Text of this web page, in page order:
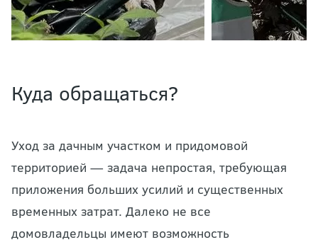
Куда обращаться?
Уход за дачным участком и придомовой
территорией — задача непростая, требующая
приложения больших усилий и существенных
временных затрат. Далеко не все
домовладельцы имеют возможность